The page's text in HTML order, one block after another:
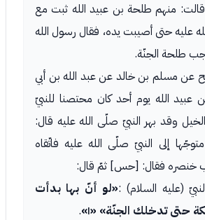
منهم طلحة بن عبيد الله ثبت مع
عليه حتى أصيبت يده، فقال رسول الله
طلحة الجنّة.
عن مسلم بن خالد عن عبد الله بن أبي
الله يوم أحد كان محتصنا للنبيّ
وقد بهر النبيّ صلّى الله عليه قال:
إلى النبيّ صلّى الله عليه فاتّقاه
خنصره فقال: [حس] ثمّ قال:
(عليه السلام) :«لو أنّ بها بدأت
حتى تدخلك الجنّة» «١» .